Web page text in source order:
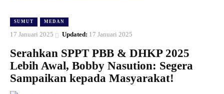
SUMUT MEDAN
17 Januari 2025 Updated: 17 Januari 2025
Serahkan SPPT PBB & DHKP 2025
Lebih Awal, Bobby Nasution: Segera
Sampaikan kepada Masyarakat!